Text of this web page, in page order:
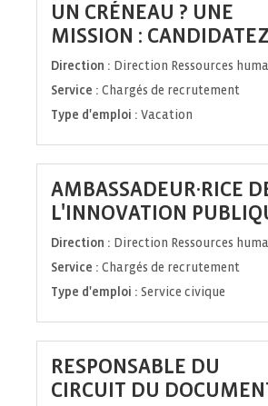
UN CRÉNEAU ? UNE
MISSION :
Direction : Direction Ressources
Service : Chargés de recrutement
Type d'emploi : Vacation
AMBASSADEUR·RICE
L'INNOVATION
Direction : Direction Ressources
Service : Chargés de recrutement
Type d'emploi : Service civique
RESPONSABLE DU
CIRCUIT DU